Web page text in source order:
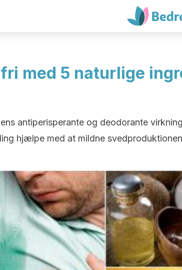
med 5 naturlige
antiperisperante og deodorante
hjælpe med at mildne